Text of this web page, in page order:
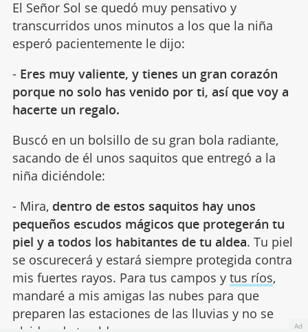
El Señor Sol se quedó muy pensativo y
transcurridos unos minutos a los que la niña
esperó pacientemente le dijo:
- Eres muy valiente, y tienes un gran corazón
porque no solo has venido por ti, así que voy a
hacerte un regalo.
Buscó en un bolsillo de su gran bola radiante,
sacando de él unos saquitos que entregó a la
niña diciéndole:
- Mira, dentro de estos saquitos hay unos
pequeños escudos mágicos que protegerán tu
piel y a todos los habitantes de tu aldea. Tu piel
se oscurecerá y estará siempre protegida contra
mis fuertes rayos. Para tus campos y tus ríos,
mandaré a mis amigas las nubes para que
preparen las estaciones de las lluvias y no se
Ad